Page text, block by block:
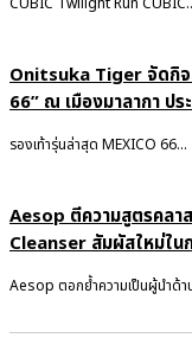
Onitsuka Tiger จัดกิ
66” ณ เมืองมาลากา ปร
รองเท้ารุ่นล่าสุด MEXICO 66...
Aesop ตีความสูตรคล
Cleanser สัมผัสใหม่ใน
Aesop ตอกย้ำความเป็นผู้นำด้